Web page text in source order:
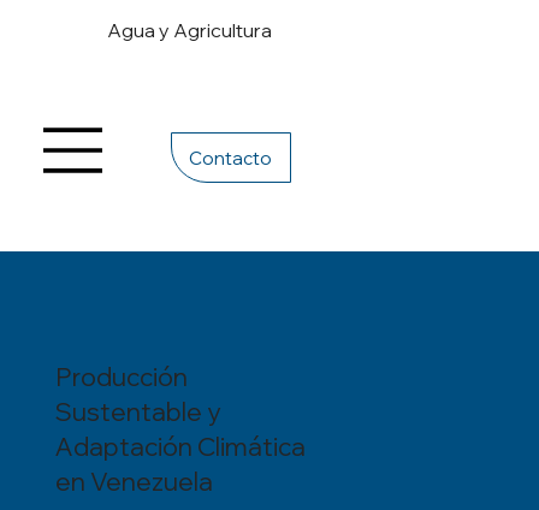
Agua y Agricultura
Contacto
Producción
Sustentable y
Adaptación Climática
en Venezuela